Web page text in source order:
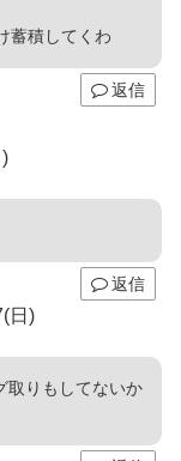
蓄積してくわ
返信
返信
日)
取りもしてないか